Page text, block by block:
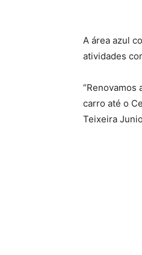
A área azul
atividades
“Renovamos
carro até o
Teixeira